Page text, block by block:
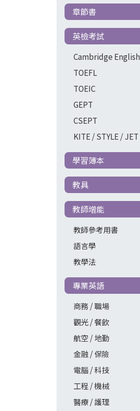
章節書
英檢考試
Cambridge English
TOEFL
TOEIC
GEPT
CSEPT
KITE / STYLE / JET
學習簿本
教具
教師增能
教師參考用書
語言學
教學法
專業英語
商務 / 職場
觀光 / 餐飲
航空 / 地勤
金融 / 保險
電腦 / 科技
工程 / 機械
醫療 / 護理